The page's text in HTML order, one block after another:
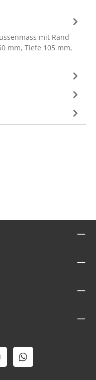
mit Rand
mm, Tiefe 105 mm,